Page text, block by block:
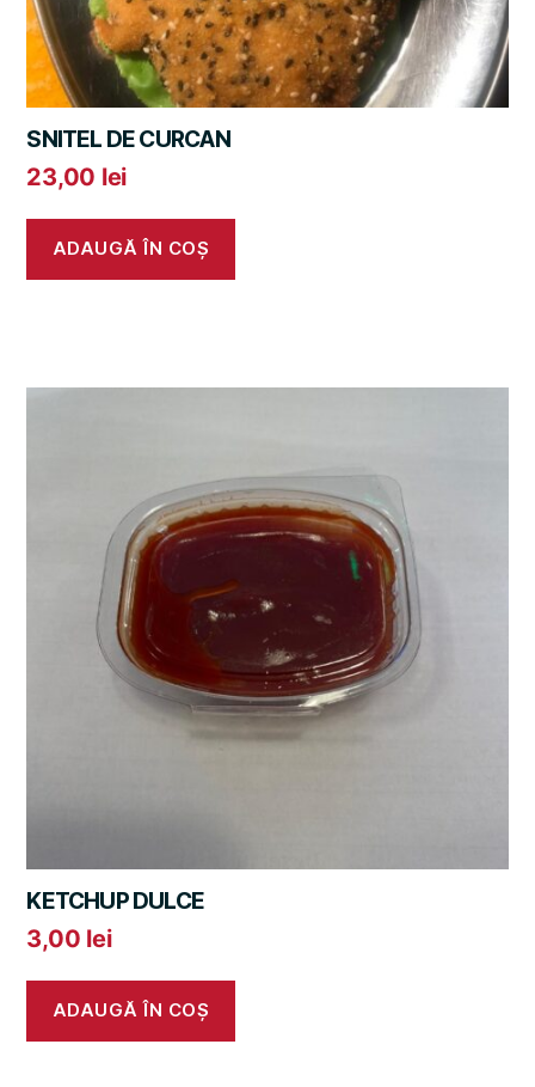
SNITEL DE CURCAN
23,00 lei
ADAUGĂ ÎN COȘ
KETCHUP DULCE
3,00 lei
ADAUGĂ ÎN COȘ